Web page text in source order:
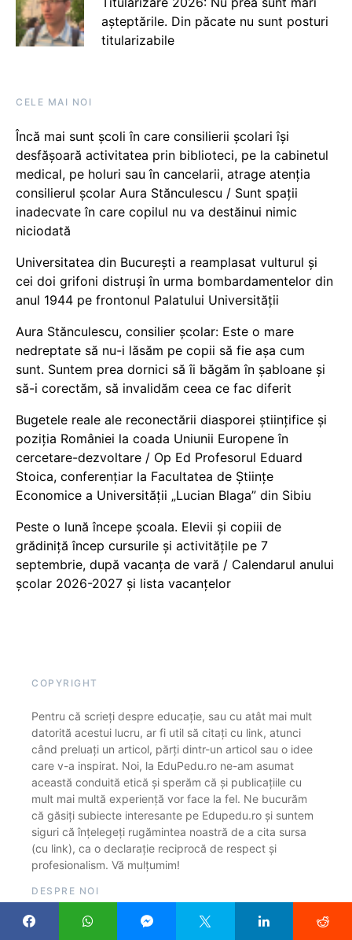
așteptările. Din păcate nu sunt posturi
titularizabile
CELE MAI NOI
Încă mai sunt școli în care consilierii școlari își
desfășoară activitatea prin biblioteci, pe la cabinetul
medical, pe holuri sau în cancelarii, atrage atenția
consilierul școlar Aura Stănculescu / Sunt spații
inadecvate în care copilul nu va destăinui nimic
niciodată
Universitatea din București a reamplasat vulturul și
cei doi grifoni distruși în urma bombardamentelor din
anul 1944 pe frontonul Palatului Universității
Aura Stănculescu, consilier școlar: Este o mare
nedreptate să nu-i lăsăm pe copii să fie așa cum
sunt. Suntem prea dornici să îi băgăm în șabloane și
să-i corectăm, să invalidăm ceea ce fac diferit
Bugetele reale ale reconectării diasporei științifice și
poziția României la coada Uniunii Europene în
cercetare-dezvoltare / Op Ed Profesorul Eduard
Stoica, conferențiar la Facultatea de Științe
Economice a Universității „Lucian Blaga” din Sibiu
Peste o lună începe școala. Elevii și copiii de
grădiniță încep cursurile și activitățile pe 7
septembrie, după vacanța de vară / Calendarul anului
școlar 2026-2027 și lista vacanțelor
COPYRIGHT
Pentru că scrieți despre educație, sau cu atât mai mult
datorită acestui lucru, ar fi util să citați cu link, atunci
când preluați un articol, părți dintr-un articol sau o idee
care v-a inspirat. Noi, la EduPedu.ro ne-am asumat
această conduită etică și sperăm că și publicațiile cu
mult mai multă experiență vor face la fel. Ne bucurăm
că găsiți subiecte interesante pe Edupedu.ro și suntem
siguri că înțelegeți rugămintea noastră de a cita sursa
(cu link), ca o declarație reciprocă de respect și
profesionalism. Vă mulțumim!
DESPRE NOI
EduPedu.ro este o publicație online care găzduiește